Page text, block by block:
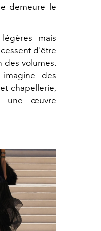
demeure le
mais
d'être
des volumes.
imagine des
chapellerie,
une œuvre